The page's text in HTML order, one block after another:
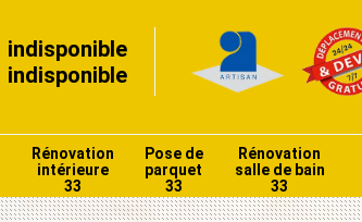
indisponible
indisponible
Rénovation
intérieure
33
Pose de
parquet
33
Rénovation
salle de bain
33